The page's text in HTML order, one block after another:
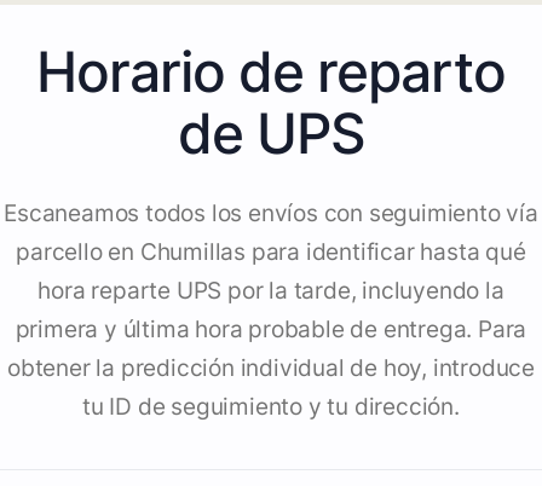
Horario de reparto
de UPS
Escaneamos todos los envíos con seguimiento vía
parcello en Chumillas para identificar hasta qué
hora reparte UPS por la tarde, incluyendo la
primera y última hora probable de entrega. Para
obtener la predicción individual de hoy, introduce
tu ID de seguimiento y tu dirección.